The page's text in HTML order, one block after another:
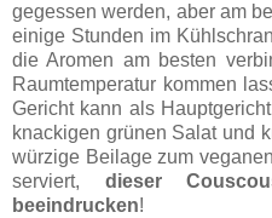
gegessen werden, aber am
einige Stunden im
die Aromen am besten
Raumtemperatur kommen
Gericht kann als
knackigen grünen Salat und
würzige Beilage zum
serviert, dieser
beeindrucken!